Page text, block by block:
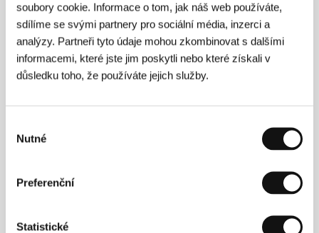
soubory cookie. Informace o tom, jak náš web používáte,
sdílíme se svými partnery pro sociální média, inzerci a
analýzy. Partneři tyto údaje mohou zkombinovat s dalšími
informacemi, které jste jim poskytli nebo které získali v
důsledku toho, že používáte jejich služby.
souhlasu
Nutné
Preferenční
Statistické
Kontakty
Jakub Vacík